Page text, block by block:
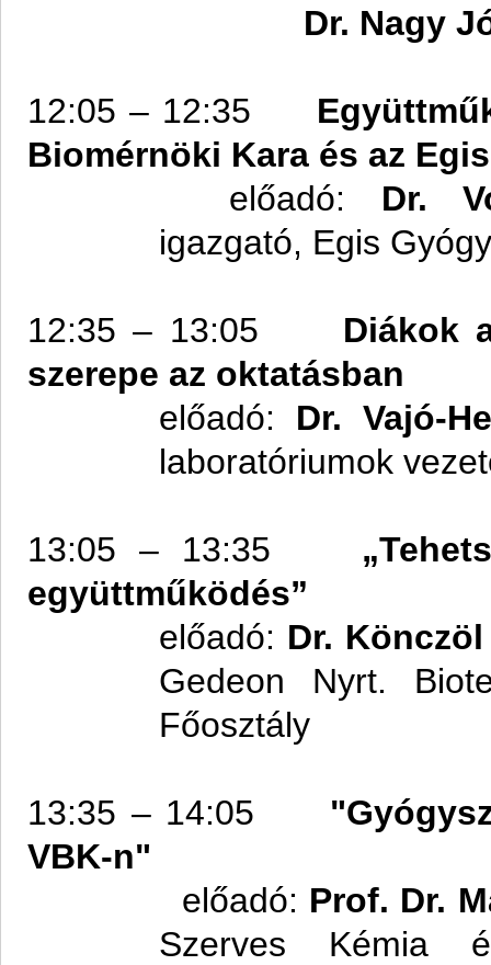
Dr. Nagy
12:05 – 12:35
Biomérnöki Kara és az
előadó: Dr.
igazgató, Egis
12:35 – 13:05 Diákok
szerepe az oktatásban
előadó: Dr. Vajó-
laboratóriumok
13:05 – 13:35
együttműködés”
előadó: Dr.
Gedeon Nyrt.
Főosztály
13:35 – 14:05
VBK-n"
előadó: Prof. Dr.
Szerves Kémia